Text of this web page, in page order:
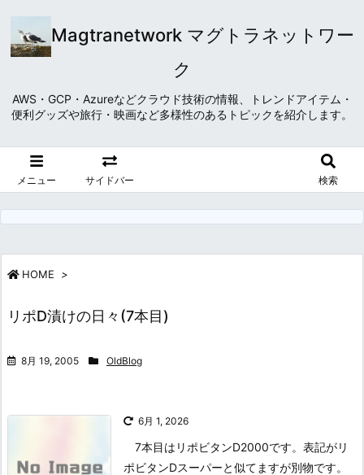
Magtranetwork マグトラネットワー
ク
AWS・GCP・Azureなどクラウド技術の情報、トレンドアイテム・
便利グッズや旅行・映画など多様性のあるトピックを紹介します。
メニュー サイドバー 検索
HOME >
リポD漬けの日々(7本目)
8月 19, 2005 OldBlog
6月 1, 2026
7本目はリポビタンD2000です。表記がリ
ポビタンDスーパーと似てますが別物です。